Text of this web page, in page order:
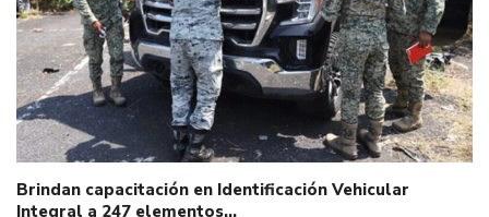
Brindan capacitación en Identificación Vehicular
Integral a 247 elementos…